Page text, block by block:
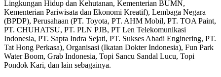
Lingkungan Hidup dan Kehutanan, Kementerian BUMN,
Kementerian Pariwisata dan Ekonomi Kreatif), Lembaga Negara
(BPDP), Perusahaan (PT. Toyota, PT. AHM Mobil, PT. TOA Paint,
PT. CHUHATSU, PT. PLN PJB, PT Len Telekomunikasi
Indonesia, PT. Sapta Indra Sejati, PT. Sukses Abadi Enginering, PT.
Tat Hong Perkasa), Organisasi (Ikatan Dokter Indonesia), Fun Park
Water Boom, Grab Indonesia, Topi Sancu Sandal Lucu, Topi
Pondok Kari, dan lain sebagainya.